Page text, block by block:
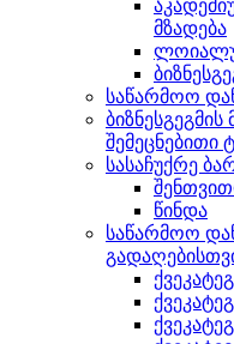
მზადება
საწარმოო
შემეცნებითი
სასაჩუქრე
წინდა
საწარმოო